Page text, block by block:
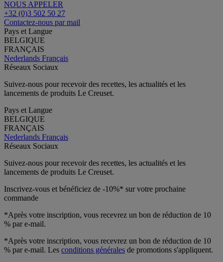
NOUS APPELER
+32 (0)3 502 50 27
Contactez-nous par mail
Pays et Langue
BELGIQUE
FRANÇAIS
Nederlands Français
Réseaux Sociaux
Suivez-nous pour recevoir des recettes, les actualités et les
lancements de produits Le Creuset.
Pays et Langue
BELGIQUE
FRANÇAIS
Nederlands Français
Réseaux Sociaux
Suivez-nous pour recevoir des recettes, les actualités et les
lancements de produits Le Creuset.
Inscrivez-vous et bénéficiez de -10%* sur votre prochaine
commande
*Après votre inscription, vous recevrez un bon de réduction de 10
% par e-mail.
*Après votre inscription, vous recevrez un bon de réduction de 10
% par e-mail. Les conditions générales de promotions s'appliquent.